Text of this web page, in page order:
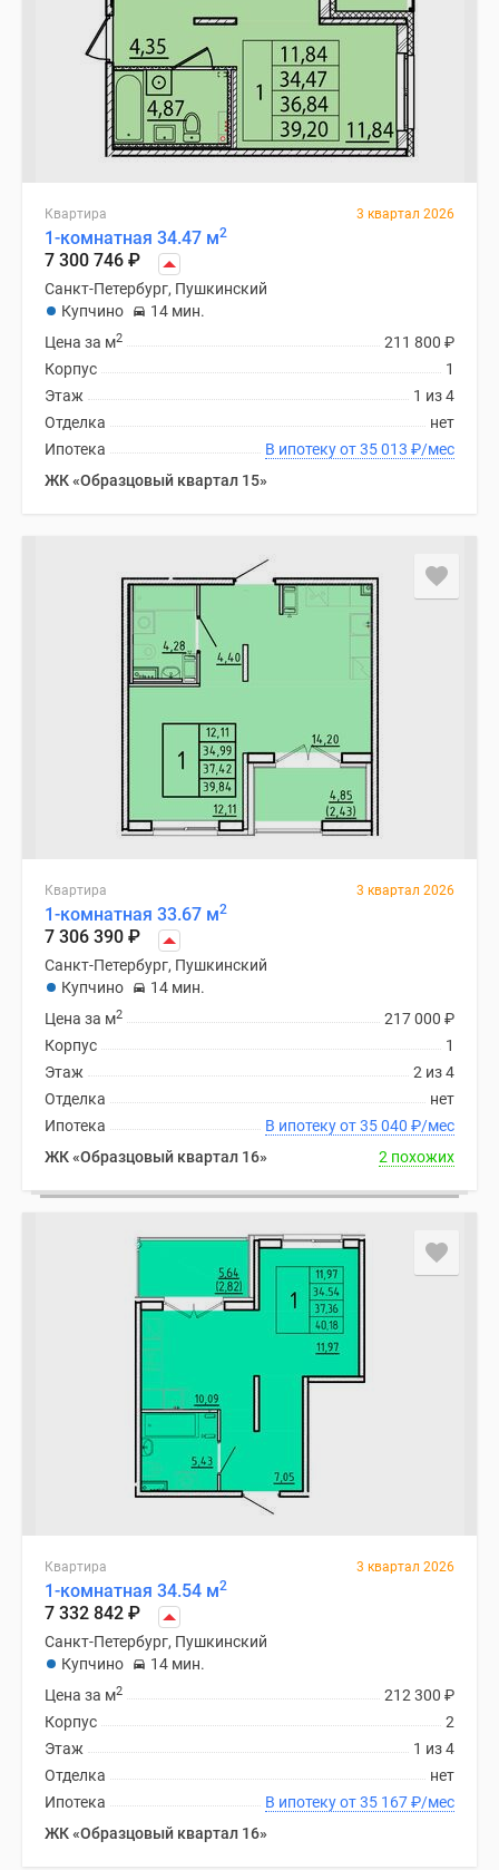
Квартира 3 квартал 2026
1-комнатная 34.47 м2
7 300 746 ₽
Санкт-Петербург, Пушкинский
Купчино
14 мин.
211 800 ₽
Цена за м2
1
Корпус
1 из 4
Этаж
нет
Отделка
В ипотеку от 35 013 ₽/мес
Ипотека
ЖК «Образцовый квартал 15»
Квартира 3 квартал 2026
1-комнатная 33.67 м2
7 306 390 ₽
Санкт-Петербург, Пушкинский
Купчино
14 мин.
217 000 ₽
Цена за м2
1
Корпус
2 из 4
Этаж
нет
Отделка
В ипотеку от 35 040 ₽/мес
Ипотека
ЖК «Образцовый квартал 16»
2 похожих
Квартира 3 квартал 2026
1-комнатная 34.54 м2
7 332 842 ₽
Санкт-Петербург, Пушкинский
Купчино
14 мин.
212 300 ₽
Цена за м2
2
Корпус
1 из 4
Этаж
нет
Отделка
В ипотеку от 35 167₽/мес
Ипотека
ЖК «Образцовый квартал 16»